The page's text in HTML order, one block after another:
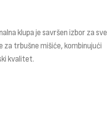
klupa je savršen izbor za sve
za trbušne mišiće, kombinujući
kvalitet.